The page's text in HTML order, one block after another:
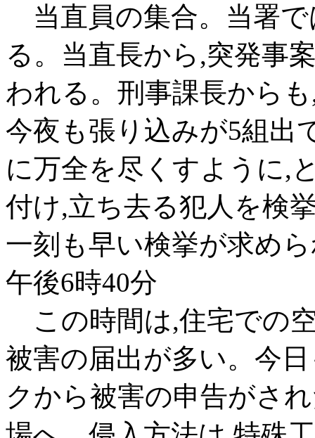
当直員の集合。当署で
る。当直長から,突発事
われる。刑事課長から
今夜も張り込みが5組出
に万全を尽くすように,
付け,立ち去る犯人を検
一刻も早い検挙が求め
午後6時40分
この時間は,住宅での
被害の届出が多い。今
クから被害の申告がさ